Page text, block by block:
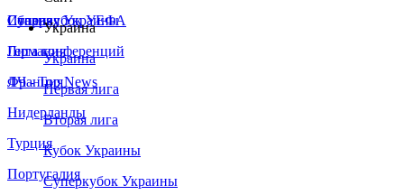
Сборная Украины
Италия
Германия
Франция
Нидерланды
Турция
Португалия
Суперкубок УЕФА
Лига конференций
ЛЧ - Top News
Украина
Украина
Первая лига
Вторая лига
Кубок Украины
Суперкубок Украины